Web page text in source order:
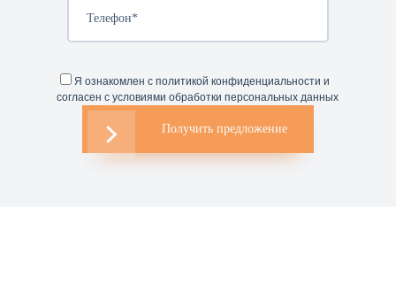
Я ознакомлен с политикой конфиденциальности и
согласен с условиями обработки персональных данных
Получить предложение